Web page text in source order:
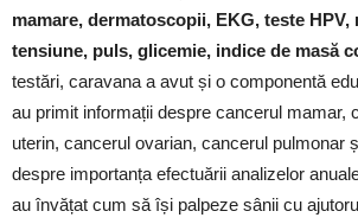
mamare, dermatoscopii, EKG, teste HPV,
tensiune, puls, glicemie, indice de masă
testări, caravana a avut și o componentă
au primit informații despre cancerul mamar,
uterin, cancerul ovarian, cancerul pulmonar
despre importanța efectuării analizelor
au învățat cum să își palpeze sânii cu